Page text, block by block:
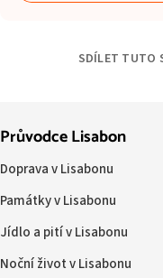
SDÍLET TUTO
Průvodce Lisabon
Doprava v Lisabonu
Památky v Lisabonu
Jídlo a pití v Lisabonu
Noční život v Lisabonu